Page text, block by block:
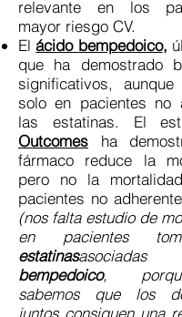
relevante en los
mayor riesgo CV.
Elácido bempedoico,
que ha demostrado
significativos,
solo en pacientes no
las estatinas. El
Outcomes ha
fármaco reduce la
pero no la
pacientes no
(nos falta estudio de
en pacientes
estatinas
bempedoico,
sabemos que los
juntos consiguen una